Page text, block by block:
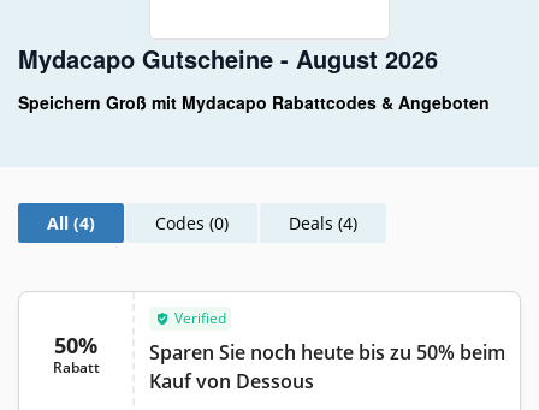
Mydacapo Gutscheine - August 2026
Speichern Groß mit Mydacapo Rabattcodes & Angeboten
All (4) Codes (0) Deals (4)
50%
Rabatt
Verified
Sparen Sie noch heute bis zu 50% beim
Kauf von Dessous